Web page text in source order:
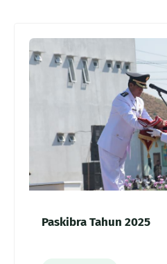
Paskibra Tahun 2025